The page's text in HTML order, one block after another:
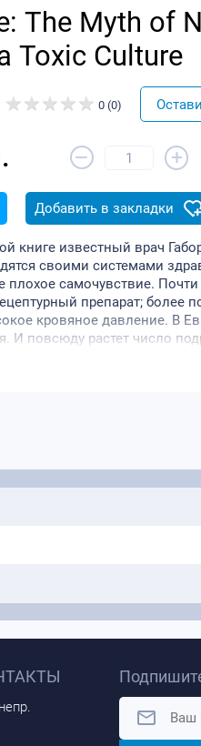
The Myth of
Toxic Culture
0 (0)
– +
Добавить в закладки
книге известный врач
своими системами
плохое самочувствие.
препарат;
кровяное давление. В
И повсюду растет число
клинического опыта
эмоциональное
недугами отдельных